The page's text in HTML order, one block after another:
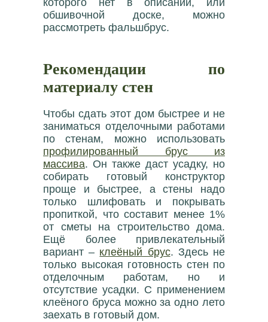
которого нет в описании, или
обшивочной доске, можно
рассмотреть фальшбрус.
Рекомендации по
материалу стен
Чтобы сдать этот дом быстрее и не
заниматься отделочными работами
по стенам, можно использовать
профилированный брус из
массива. Он также даст усадку, но
собирать готовый конструктор
проще и быстрее, а стены надо
только шлифовать и покрывать
пропиткой, что составит менее 1%
от сметы на строительство дома.
Ещё более привлекательный
вариант – клеёный брус. Здесь не
только высокая готовность стен по
отделочным работам, но и
отсутствие усадки. С применением
клеёного бруса можно за одно лето
заехать в готовый дом.